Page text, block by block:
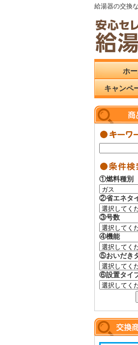
給湯器の交換
ホ
キャンペ
①燃料種別
②省エネタ
③号数
④機能
⑤おいだき
⑥設置タイ